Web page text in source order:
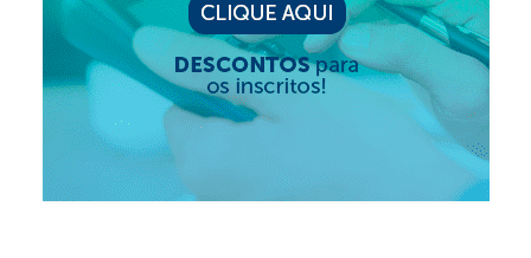
Resoluções
Desagravo Público
Processos Éticos